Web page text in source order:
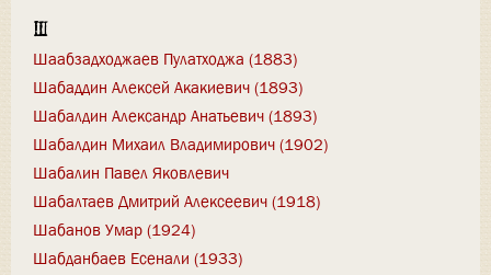
Ш
Шаабзадходжаев Пулатходжа (1883)
Шабаддин Алексей Акакиевич (1893)
Шабалдин Александр Анатьевич (1893)
Шабалдин Михаил Владимирович (1902)
Шабалин Павел Яковлевич
Шабалтаев Дмитрий Алексеевич (1918)
Шабанов Умар (1924)
Шабданбаев Есенали (1933)